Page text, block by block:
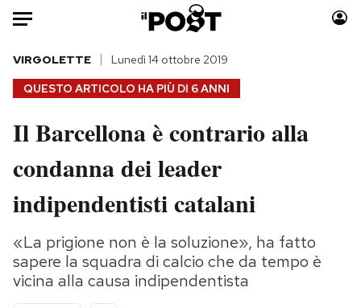
Auto
HOME
Italia
Politica
Tecnologia
Scienza
Cultura
Moda
Consumismi
Storie/Idee
Media
Europa
QUESTO ARTICOLO HA PIÙ DI 6 ANNI
VIRGOLETTE Lunedì 14 ottobre 2019
Il Barcellona è contrario alla
condanna dei leader
indipendentisti catalani
«La prigione non è la soluzione», ha fatto
sapere la squadra di calcio che da tempo è
vicina alla causa indipendentista